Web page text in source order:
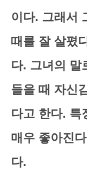
이다. 그래서
때를 잘 살폈
다. 그녀의 말
들을 때 자신
다고 한다. 특
매우 좋아진
다.